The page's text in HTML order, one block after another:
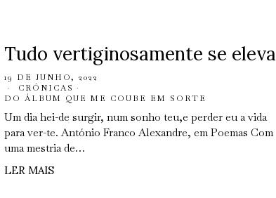
Tudo vertiginosamente se eleva
19 DE JUNHO, 2022
CRÓNICAS ·
DO ÁLBUM QUE ME COUBE EM SORTE
Um dia hei-de surgir, num sonho teu,e perder eu a vida
para ver-te. António Franco Alexandre, em Poemas Com
uma mestria de…
LER MAIS